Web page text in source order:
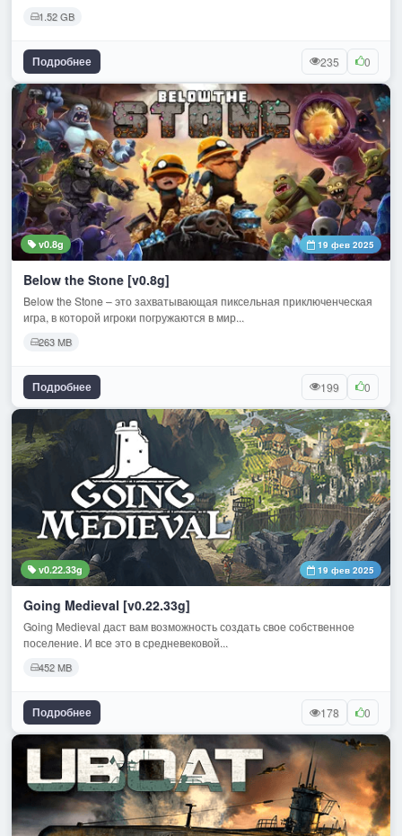
1.52 GB
Подробнее 235 0
v0.8g 19 фев 2025
Below the Stone [v0.8g]
Below the Stone – это захватывающая пиксельная приключенческая
игра, в которой игроки погружаются в мир...
263 MB
Подробнее 199 0
v0.22.33g 19 фев 2025
Going Medieval [v0.22.33g]
Going Medieval даст вам возможность создать свое собственное
поселение. И все это в средневековой...
452 MB
Подробнее 178 0